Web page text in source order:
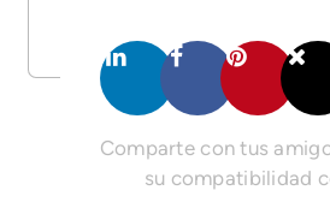
Comparte con tus
su compatibilidad